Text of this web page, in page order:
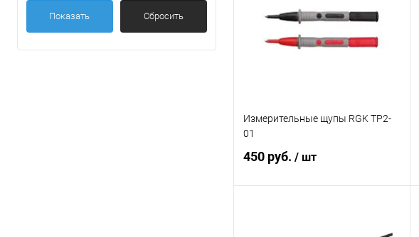
Показать Сбросить
В избранное
Измерительные щупы RGK TP2-
01
450 руб. / шт